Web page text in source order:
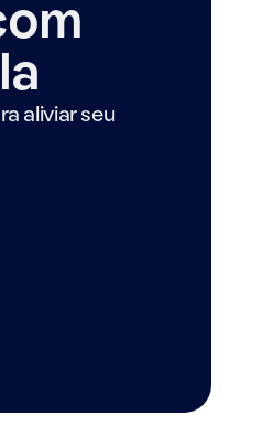
aliviar seu